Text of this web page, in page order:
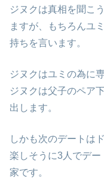
ジヌクは真相を聞こ
ますが、もちろんユ
持ちを言います。
ジヌクはユミの為に
ジヌクは父子のペア
出します。
しかも次のデートは
楽しそうに3人でデ
家です。